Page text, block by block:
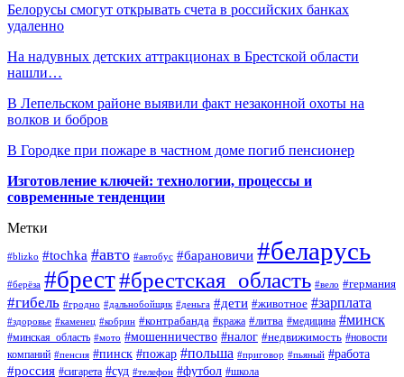
Белорусы смогут открывать счета в российских банках
удаленно
На надувных детских аттракционах в Брестской области
нашли…
В Лепельском районе выявили факт незаконной охоты на
волков и бобров
В Городке при пожаре в частном доме погиб пенсионер
Изготовление ключей: технологии, процессы и
современные тенденции
Метки
#blizko #tochka #авто #автобус #барановичи #беларусь
#берёза #брест#брестская_область #вело #германия
#гибель #гродно #дальнобойщик #деньга #дети #животное #зарплата
#здоровье #каменец #кобрин #контрабанда #кража #литва #медицина #минск
#минская_область #мото #мошенничество #налог #недвижимость #новости
компаний #пенсия #пинск #пожар #польша #приговор #пьяный #работа
#россия #сигарета #суд #телефон #футбол #школа